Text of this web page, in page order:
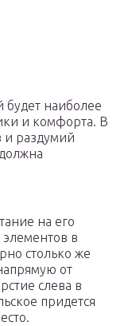
будет наиболее
и комфорта. В
и раздумий
на его
в
столько же
от
слева в
придется